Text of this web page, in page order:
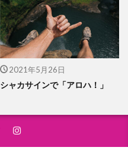
2021年5月26日
シャカサインで「アロハ！」